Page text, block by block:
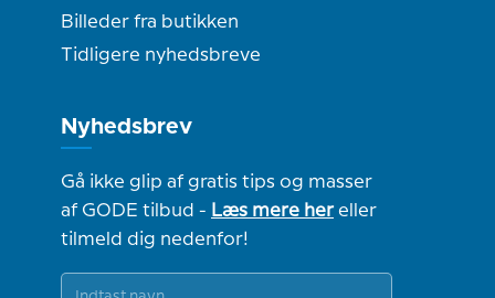
Billeder fra butikken
Tidligere nyhedsbreve
Nyhedsbrev
Gå ikke glip af gratis tips og masser
af GODE tilbud - Læs mere hereller
tilmeld dig nedenfor!